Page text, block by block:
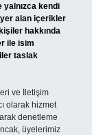
yalnızca kendi
yer alan içerikler
hakkında
ile isim
taslak
ve İletişim
olarak hizmet
denetleme
üyelerimiz